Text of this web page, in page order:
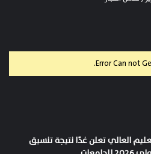
Error Can not
العالي تعلن غدًا نتيجة تنسيق